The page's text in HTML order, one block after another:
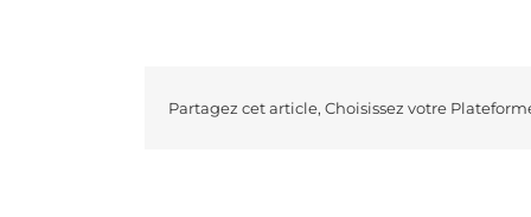
Partagez cet article, Choisissez votre